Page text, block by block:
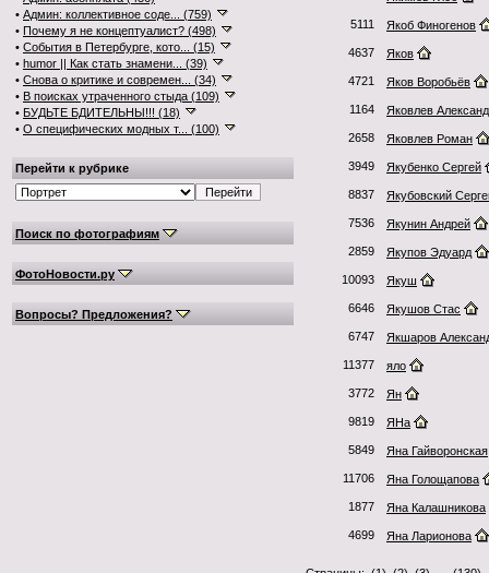
• Админ: коллективное соде... (759)
• Почему я не концептуалист? (498)
• События в Петербурге, кото... (15)
• humor || Как стать знамени... (39)
• Снова о критике и современ... (34)
• В поисках утраченного стыда (109)
• БУДЬТЕ БДИТЕЛЬНЫ!!! (18)
• О специфических модных т... (100)
Перейти к рубрике
Поиск по фотографиям
ФотоНовости.ру
Вопросы? Предложения?
5111 Якоб Финогенов
4637 Яков
4721 Яков Воробьёв
1164 Яковлев
2658 Яковлев Роман
3949 Якубенко Сергей
8837 Якубовский
7536 Якунин Андрей
2859 Якупов Эдуард
10093 Якуш
6646 Якушов Стас
6747 Якшаров
11377 яло
3772 Ян
9819 ЯНа
5849 Яна Гайворонская
11706 Яна Голощапова
1877 Яна Калашникова
4699 Яна Ларионова